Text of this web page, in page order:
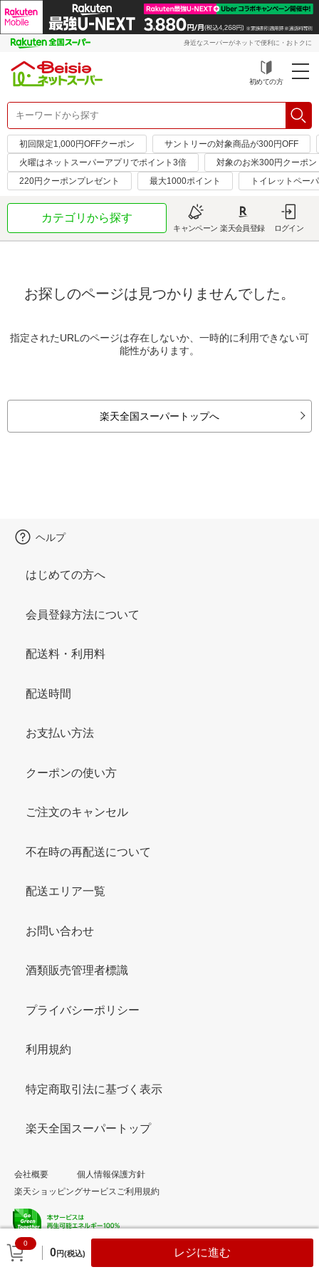
身近なスーパーがネットで便利に・おトクに
初めての方
初回限定1,000円OFFクーポン
サントリーの対象商品が300円OFF
火曜はネットスーパーアプリでポイント3倍
対象のお米300円クーポン
220円クーポンプレゼント
最大1000ポイント トイレットペー
カテゴリから探す
キャンペーン 楽天会員登録 ログイン
お探しのページは見つかりませんでした。
指定されたURLのページは存在しないか、一時的に利用できない可
能性があります。
楽天全国スーパートップへ
0
0円(税込) レジに進む
ヘルプ
はじめての方へ
会員登録方法について
配送料・利用料
配送時間
お支払い方法
クーポンの使い方
ご注文のキャンセル
不在時の再配送について
配送エリア一覧
お問い合わせ
酒類販売管理者標識
プライバシーポリシー
利用規約
特定商取引法に基づく表示
楽天全国スーパートップ
会社概要
個人情報保護方針
楽天ショッピングサービスご利用規約
© Rakuten Group, Inc.